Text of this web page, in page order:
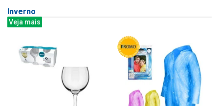
Inverno
Veja mais